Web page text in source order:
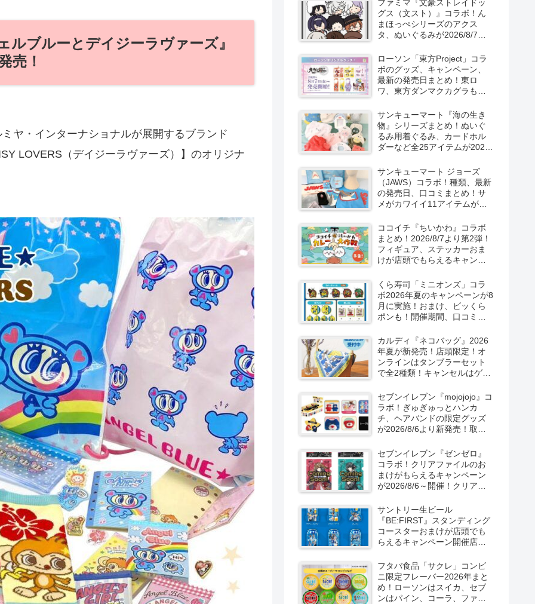
ブルーとデイジーラヴァーズ』
売！
ヤ・インターナショナルが展開するブランド
LOVERS（デイジーラヴァーズ）】のオリジナ
新発売！
ファミマ『文豪ストレイドッ
グス（文スト）』コラボ！ん
まほっぺシリーズのアクス
タ、ぬいぐるみが2026/8/7～
ローソン「東方Project」コラ
ボのグッズ、キャンペーン、
最新の発売日まとめ！東ロ
ワ、東方ダンマクカグラも！
LostWordのプラモ風アクキ
ー、カラビナ、クリアファイ
ルが2026/8/7より新発売！
サンキューマート『海の生き
物』シリーズまとめ！ぬいぐ
るみ用着ぐるみ、カードホル
ダーなど全25アイテムが2026
コミ！
サンキューマート ジョーズ
（JAWS）コラボ！種類、最新
の発売日、口コミまとめ！サ
メがカワイイ11アイテムが
ココイチ『ちいかわ』コラボ
まとめ！2026/8/7より第2弾！
フィギュア、ステッカーおま
けが店頭でもらえるキャンペ
る！
くら寿司「ミニオンズ」コラ
ボ2026年夏のキャンペーンが8
月に実施！おまけ、ビッくら
ポンも！開催期間、口コミ、
カルディ『ネコバッグ』2026
年夏が新発売！店頭限定！オ
ンラインはタンブラーセット
で全2種類！キャンセルはゲリ
セブンイレブン『mojojojo』コ
ラボ！ぎゅぎゅっとハンカ
チ、ヘアバンドの限定グッズ
が2026/8/6より新発売！取扱
セブンイレブン『ゼンゼロ』
コラボ！クリアファイルのお
まけがもらえるキャンペーン
が2026/8/6～開催！クリアカ
売！
サントリー生ビール
『BE:FIRST』スタンディング
コースターおまけが店頭でも
らえるキャンペーン開催店は
定で6種類！見分け方！セブ
ン、ファミマ、ローソン、デ
イリーヤマザキ、ミニストッ
プなどで！クーラーバッグ
フタバ食品「サクレ」コンビ
ニ限定フレーバー2026年まと
め！ローソンはスイカ、セブ
ンはパイン、コーラ、ファミ